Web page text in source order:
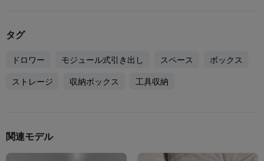
タグ
ドロワー モジュール式引き出し スペース ボックス
ストレージ 収納ボックス 工具収納
関連モデル